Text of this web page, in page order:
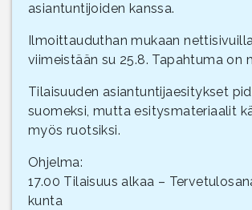
asiantuntijoiden kanssa.
Ilmoittauduthan mukaan
viimeistään su 25.8. Tapahtuma on
Tilaisuuden asiantuntijaesitykset
suomeksi, mutta esitysmateriaalit
myös ruotsiksi.
Ohjelma:
17.00 Tilaisuus alkaa –
kunta